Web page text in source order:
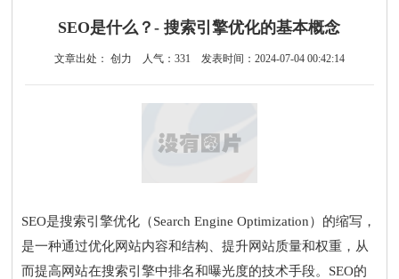
SEO是什么？- 搜索引擎优化的基本概念
文章出处： 创力 人气： 331 发表时间：2024-07-04 00:42:14
SEO是搜索引擎优化（Search Engine Optimization）的缩写，
是一种通过优化网站内容和结构、提升网站质量和权重，从
而提高网站在搜索引擎中排名和曝光度的技术手段。SEO的